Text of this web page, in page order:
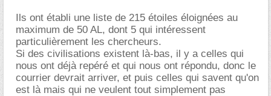
Ils ont établi une liste de 215 étoiles éloignées au
maximum de 50 AL, dont 5 qui intéressent
particulièrement les chercheurs.
Si des civilisations existent là-bas, il y a celles qui
nous ont déjà repéré et qui nous ont répondu, donc le
courrier devrait arriver, et puis celles qui savent qu'on
est là mais qui ne veulent tout simplement pas